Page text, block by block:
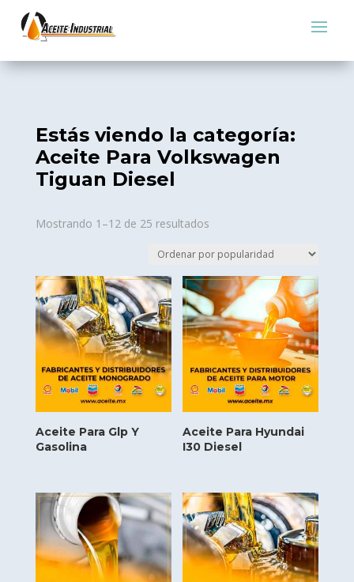
Estás viendo la categoría:
Aceite Para Volkswagen
Tiguan Diesel
Mostrando 1–12 de 25 resultadosSorted
popularity
Aceite Para Glp Y
Gasolina
Aceite Para Hyundai
I30 Diesel